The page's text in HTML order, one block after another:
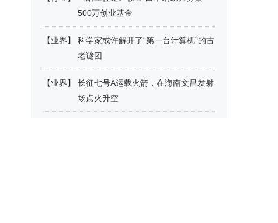
500万创业基金
【业界】
科学家或许解开了“第一台计算机”的古
老谜团
【业界】
长征七号A运载火箭，在海南文昌发射
场点火升空